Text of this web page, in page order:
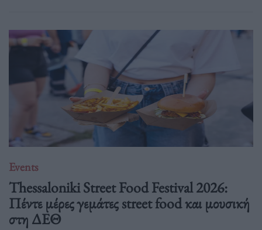
Events
Thessaloniki Street Food Festival 2026:
Πέντε μέρες γεμάτες street food και μουσική
στη ΔΕΘ